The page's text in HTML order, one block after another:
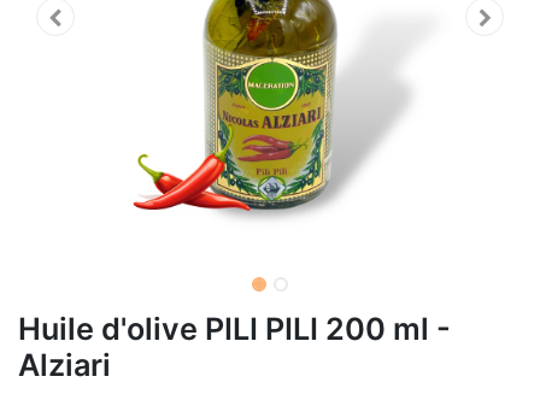
Huile d'olive PILI PILI 200 ml -
Alziari